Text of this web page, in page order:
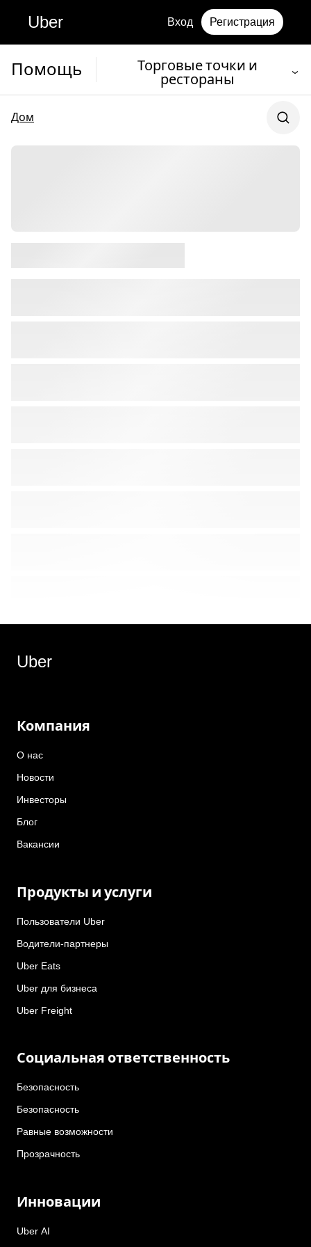
Uber Вход Регистрация
Помощь
Торговые точки и
рестораны
Дом
Uber
Компания
О нас
Новости
Инвесторы
Блог
Вакансии
Продукты и услуги
Пользователи Uber
Водители-партнеры
Uber Eats
Uber для бизнеса
Uber Freight
Социальная ответственность
Безопасность
Безопасность
Равные возможности
Прозрачность
Инновации
Uber AI